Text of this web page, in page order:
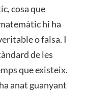
cosa que
hi ha
o falsa. I
de les
que existeix.
anat guanyant